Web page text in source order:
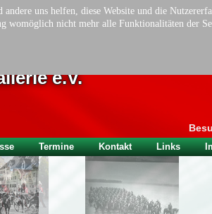
e.V.
Termine Kontakt Links
uns helfen, diese Website und die
womöglich nicht mehr alle Funktionalitäten der